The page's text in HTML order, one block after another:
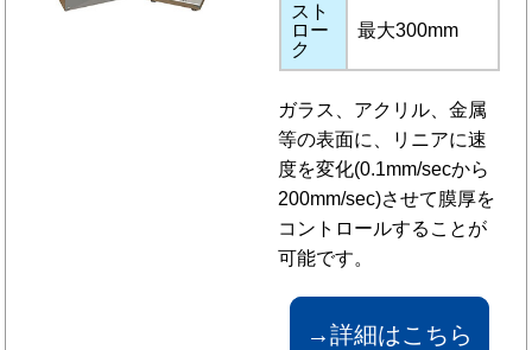
スト
ロー
ク
最大300mm
ガラス、アクリル、金属
等の表面に、リニアに速
度を変化(0.1mm/secから
200mm/sec)させて膜厚を
コントロールすることが
可能です。
→詳細はこちら